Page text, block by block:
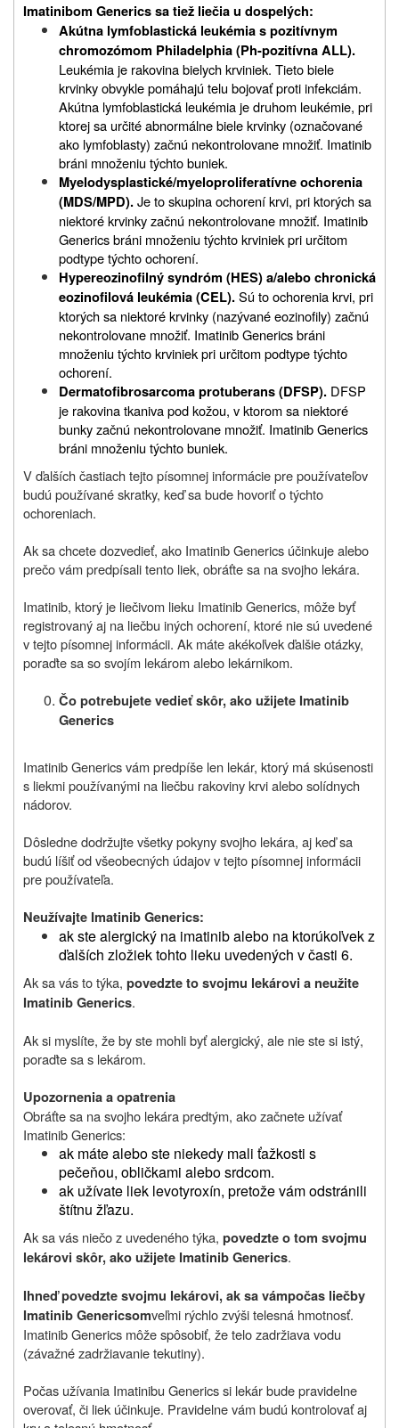
Imatinibom Generics sa tiež liečia u dospelých:
Akútna lymfoblastická leukémia s pozitívnym
chromozómom Philadelphia (Ph-pozitívna ALL).
Leukémia je rakovina bielych krviniek. Tieto biele
krvinky obvykle pomáhajú telu bojovať proti infekciám.
Akútna lymfoblastická leukémia je druhom leukémie, pri
ktorej sa určité abnormálne biele krvinky (označované
ako lymfoblasty) začnú nekontrolovane množiť. Imatinib
bráni množeniu týchto buniek.
Myelodysplastické/myeloproliferatívne ochorenia
(MDS/MPD).Je to skupina ochorení krvi, pri ktorých sa
niektoré krvinky začnú nekontrolovane množiť. Imatinib
Generics bráni množeniu týchto krviniek pri určitom
podtype týchto ochorení.
Hypereozinofilný syndróm (HES) a/alebo chronická
eozinofilová leukémia (CEL).Sú to ochorenia krvi, pri
ktorých sa niektoré krvinky (nazývané eozinofily) začnú
nekontrolovane množiť. Imatinib Generics bráni
množeniu týchto krviniek pri určitom podtype týchto
ochorení.
Dermatofibrosarcoma protuberans (DFSP). DFSP
je rakovina tkaniva pod kožou, v ktorom sa niektoré
bunky začnú nekontrolovane množiť. Imatinib Generics
bráni množeniu týchto buniek.
V ďalších častiach tejto písomnej informácie pre používateľov
budú používané skratky, keď sa bude hovoriť o týchto
ochoreniach.
Ak sa chcete dozvedieť, ako Imatinib Generics účinkuje alebo
prečo vám predpísali tento liek, obráťte sa na svojho lekára.
Imatinib, ktorý je liečivom lieku Imatinib Generics, môže byť
registrovaný aj na liečbu iných ochorení, ktoré nie sú uvedené
v tejto písomnej informácii. Ak máte akékoľvek ďalšie otázky,
poraďte sa so svojím lekárom alebo lekárnikom.
Čo potrebujete vedieť skôr, ako užijete Imatinib
Generics
Imatinib Generics vám predpíše len lekár, ktorý má skúsenosti
s liekmi používanými na liečbu rakoviny krvi alebo solídnych
nádorov.
Dôsledne dodržujte všetky pokyny svojho lekára, aj keď sa
budú líšiť od všeobecných údajov v tejto písomnej informácii
pre používateľa.
Neužívajte Imatinib Generics:
ak ste alergický na imatinib alebo na ktorúkoľvek z
ďalších zložiek tohto lieku uvedených v časti 6.
Ak sa vás to týka, povedzte to svojmu lekárovi a neužite
Imatinib Generics.
Ak si myslíte, že by ste mohli byť alergický, ale nie ste si istý,
poraďte sa s lekárom.
Upozornenia a opatrenia
Obráťte sa na svojho lekára predtým, ako začnete užívať
Imatinib Generics:
ak máte alebo ste niekedy mali ťažkosti s
pečeňou, obličkami alebo srdcom.
ak užívate liek levotyroxín, pretože vám odstránili
štítnu žľazu.
Ak sa vás niečo z uvedeného týka, povedzte o tom svojmu
lekárovi skôr, ako užijete Imatinib Generics.
Ihneď povedzte svojmu lekárovi,ak sa vámpočas liečby
Imatinib Genericsomveľmi rýchlo zvýši telesná hmotnosť.
Imatinib Generics môže spôsobiť, že telo zadržiava vodu
(závažné zadržiavanie tekutiny).
Počas užívania Imatinibu Generics si lekár bude pravidelne
overovať, či liek účinkuje. Pravidelne vám budú kontrolovať aj